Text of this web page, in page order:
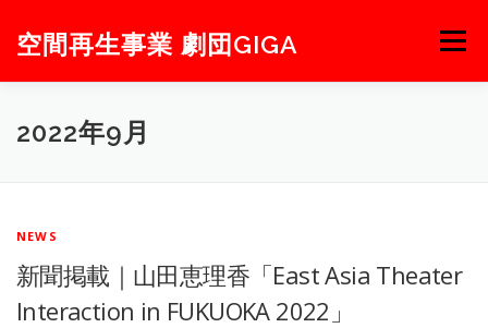
空間再生事業 劇団GIGA メニュー
NEWS NEXT
2022年9月
NEWS
新聞掲載｜山田恵理香「East Asia Theater
Interaction in FUKUOKA 2022」